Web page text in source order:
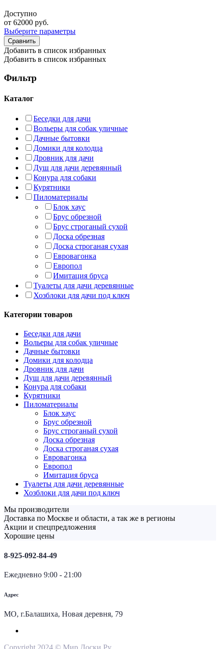
Доступно
от 62000 руб.
Выберите параметры
Сравнить
Добавить в список избранных
Добавить в список избранных
Фильтр
Каталог
Беседки для дачи
Вольеры для собак уличные
Дачные бытовки
Домики для колодца
Дровник для дачи
Душ для дачи деревянный
Конура для собаки
Курятники
Пиломатериалы
Блок хаус
Брус обрезной
Брус строганый сухой
Доска обрезная
Доска строганая сухая
Евровагонка
Европол
Имитация бруса
Туалеты для дачи деревянные
Хозблоки для дачи под ключ
Категории товаров
Беседки для дачи
Вольеры для собак уличные
Дачные бытовки
Домики для колодца
Дровник для дачи
Душ для дачи деревянный
Конура для собаки
Курятники
Пиломатериалы
Блок хаус
Брус обрезной
Брус строганый сухой
Доска обрезная
Доска строганая сухая
Евровагонка
Европол
Имитация бруса
Туалеты для дачи деревянные
Хозблоки для дачи под ключ
Мы производители
Доставка по Москве и области, а так же в регионы
Акции и спецпредложения
Хорошие цены
8-925-092-84-49
Ежедневно 9:00 - 21:00
Адрес
МО, г.Балашиха, Новая деревня, 79
Copyright 2024 © Мир Доски.Ру